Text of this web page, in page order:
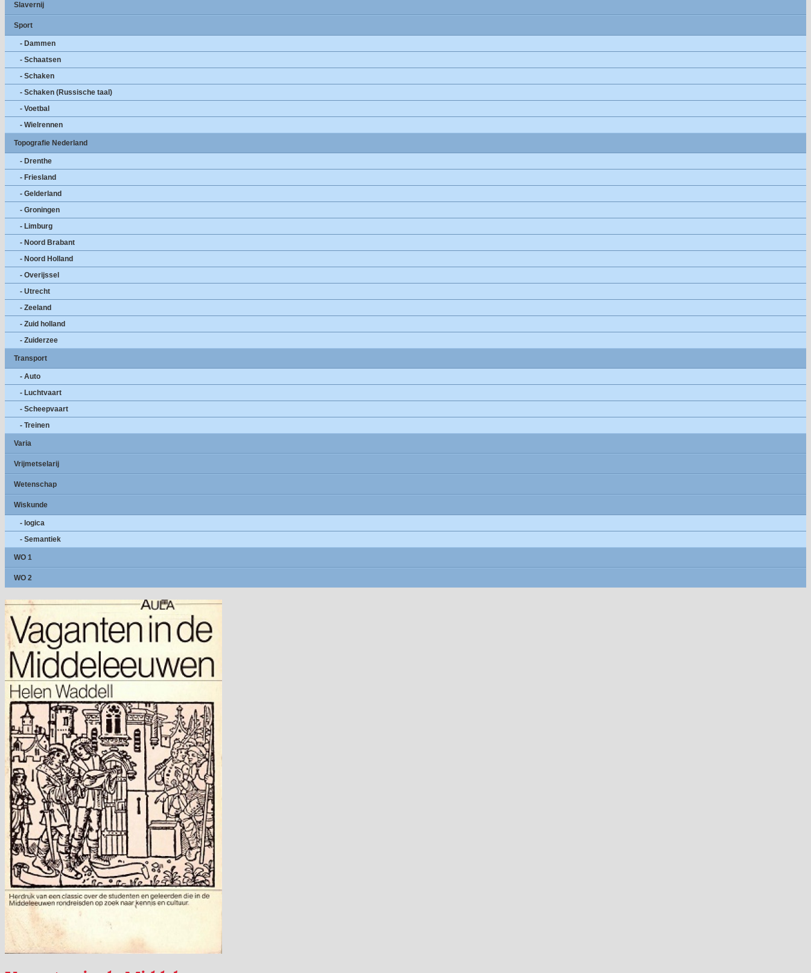
Slavernij
Sport
- Dammen
- Schaatsen
- Schaken
- Schaken (Russische taal)
- Voetbal
- Wielrennen
Topografie Nederland
- Drenthe
- Friesland
- Gelderland
- Groningen
- Limburg
- Noord Brabant
- Noord Holland
- Overijssel
- Utrecht
- Zeeland
- Zuid holland
- Zuiderzee
Transport
- Auto
- Luchtvaart
- Scheepvaart
- Treinen
Varia
Vrijmetselarij
Wetenschap
Wiskunde
- logica
- Semantiek
WO 1
WO 2